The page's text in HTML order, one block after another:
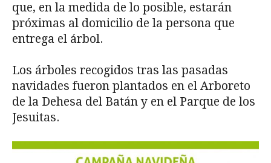
que, en la medida de lo posible, estarán
próximas al domicilio de la persona que
entrega el árbol.
Los árboles recogidos tras las pasadas
navidades fueron plantados en el Arboreto
de la Dehesa del Batán y en el Parque de los
Jesuitas.